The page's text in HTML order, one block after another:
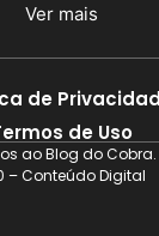
Ver mais
de
de Uso
ao Blog do
– Conteúdo Digital